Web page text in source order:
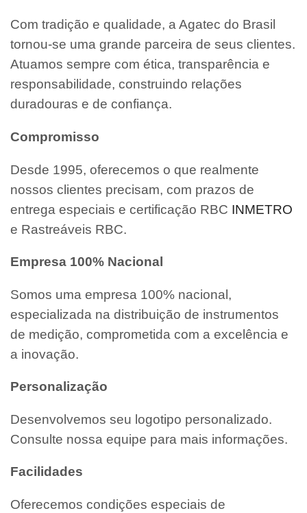
Com tradição e qualidade, a Agatec do Brasil
tornou-se uma grande parceira de seus clientes.
Atuamos sempre com ética, transparência e
responsabilidade, construindo relações
duradouras e de confiança.
Compromisso
Desde 1995, oferecemos o que realmente
nossos clientes precisam, com prazos de
entrega especiais e certificação RBC INMETRO
e Rastreáveis RBC.
Empresa 100% Nacional
Somos uma empresa 100% nacional,
especializada na distribuição de instrumentos
de medição, comprometida com a excelência e
a inovação.
Personalização
Desenvolvemos seu logotipo personalizado.
Consulte nossa equipe para mais informações.
Facilidades
Oferecemos condições especiais de